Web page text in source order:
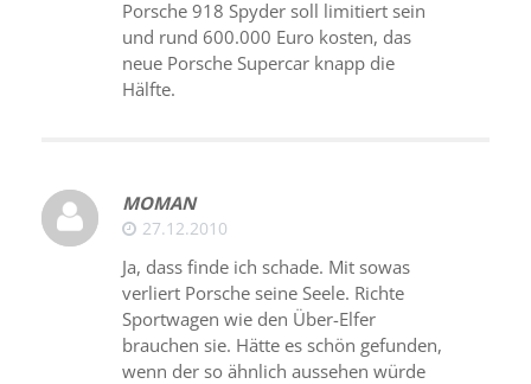
Porsche 918 Spyder soll limitiert sein
und rund 600.000 Euro kosten, das
neue Porsche Supercar knapp die
Hälfte.
MOMAN
27.12.2010
Ja, dass finde ich schade. Mit sowas
verliert Porsche seine Seele. Richte
Sportwagen wie den Über-Elfer
brauchen sie. Hätte es schön gefunden,
wenn der so ähnlich aussehen würde